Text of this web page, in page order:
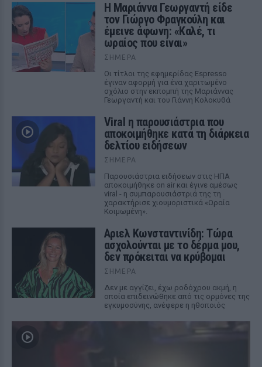
Η Μαριάννα Γεωργαντή είδε
τον Γιώργο Φραγκούλη και
έμεινε άφωνη: «Καλέ, τι
ωραίος που είναι»
ΣΉΜΕΡΑ
Οι τίτλοι της εφημερίδας Espresso
έγιναν αφορμή για ένα χαριτωμένο
σχόλιο στην εκπομπή της Μαριάννας
Γεωργαντή και του Γιάννη Κολοκυθά
Viral η παρουσιάστρια που
αποκοιμήθηκε κατά τη διάρκεια
δελτίου ειδήσεων
ΣΉΜΕΡΑ
Παρουσιάστρια ειδήσεων στις ΗΠΑ
αποκοιμήθηκε on air και έγινε αμέσως
viral - η συμπαρουσιάστριά της τη
χαρακτήρισε χιουμοριστικά «Ωραία
Κοιμωμένη».
Αριελ Κωνσταντινίδη: Τώρα
ασχολούνται με το δέρμα μου,
δεν πρόκειται να κρύβομαι
ΣΉΜΕΡΑ
Δεν με αγγίζει, έχω ροδόχρου ακμή, η
οποία επιδεινώθηκε από τις ορμόνες της
εγκυμοσύνης, ανέφερε η ηθοποιός